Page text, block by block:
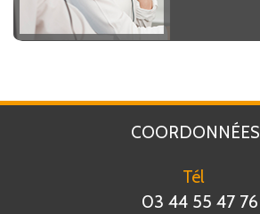
COORDONNÉES
Tél
03 44 55 47 76